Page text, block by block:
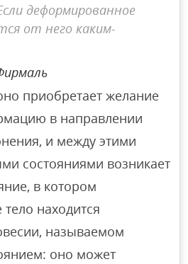
деформированное
от него каким-
приобретает желание
в направлении
и между этими
состояниями возникает
в котором
находится
называемом
оно может